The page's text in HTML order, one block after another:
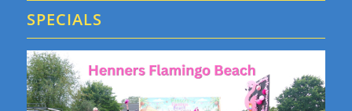
SPECIALS